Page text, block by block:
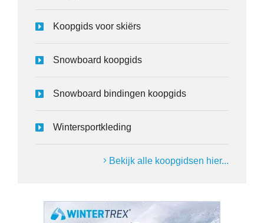
Koopgids voor skiërs
Snowboard koopgids
Snowboard bindingen koopgids
Wintersportkleding
Bekijk alle koopgidsen hier...